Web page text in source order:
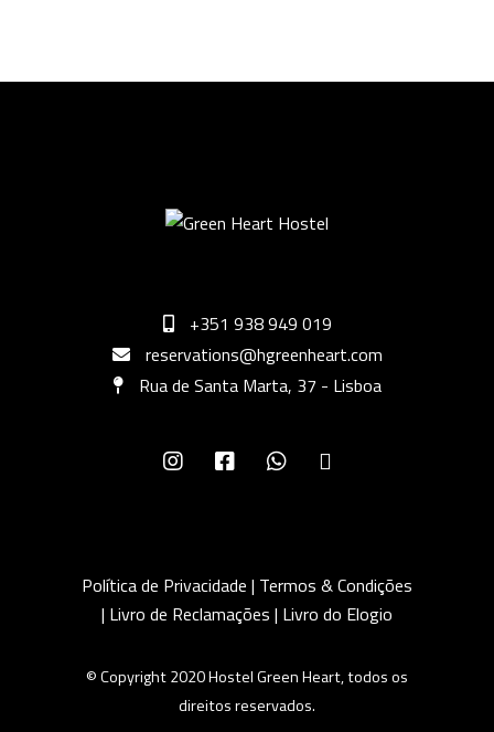
+351 938 949 019
reservations@hgreenheart.com
Rua de Santa Marta, 37 - Lisboa
Política de Privacidade | Termos & Condições
| Livro de Reclamações | Livro do Elogio
© Copyright 2020 Hostel Green Heart, todos os
direitos reservados.